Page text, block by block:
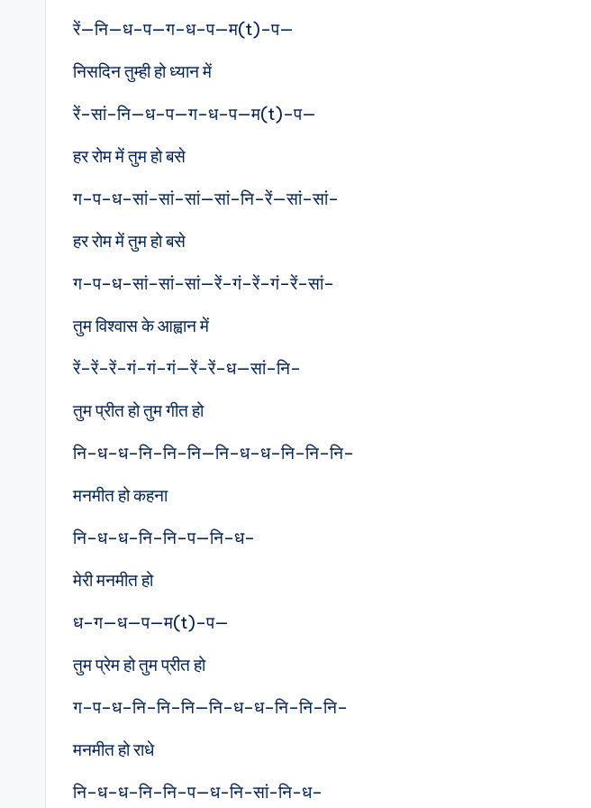
रें—नि—ध–प—ग–ध–प—म(t)–प—
निसदिन तुम्ही हो ध्यान में
रें–सां–नि—ध–प—ग–ध–प—म(t)–प—
हर रोम में तुम हो बसे
ग–प–ध–सां–सां–सां—सां–नि–रें—सां–सां–
हर रोम में तुम हो बसे
ग–प–ध–सां–सां–सां—रें–गं–रें–गं–रें–सां–
तुम विश्वास के आह्वान में
रें–रें–रें–गं–गं–गं—रें–रें–ध—सां–नि–
तुम प्रीत हो तुम गीत हो
नि–ध–ध–नि–नि–नि—नि–ध–ध–नि–नि–नि–
मनमीत हो कहना
नि–ध–ध–नि–नि–प—नि–ध–
मेरी मनमीत हो
ध–ग—ध—प—म(t)–प—
तुम प्रेम हो तुम प्रीत हो
ग–प–ध–नि–नि–नि—नि–ध–ध–नि–नि–नि–
मनमीत हो राधे
नि–ध–ध–नि–नि–प—ध-नि-सां-नि-ध–